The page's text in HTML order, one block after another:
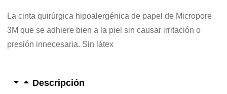
La cinta quirúrgica hipoalergénica de papel de Micropore
3M que se adhiere bien a la piel sin causar irritación o
presión innecesaria. Sin látex
Descripción